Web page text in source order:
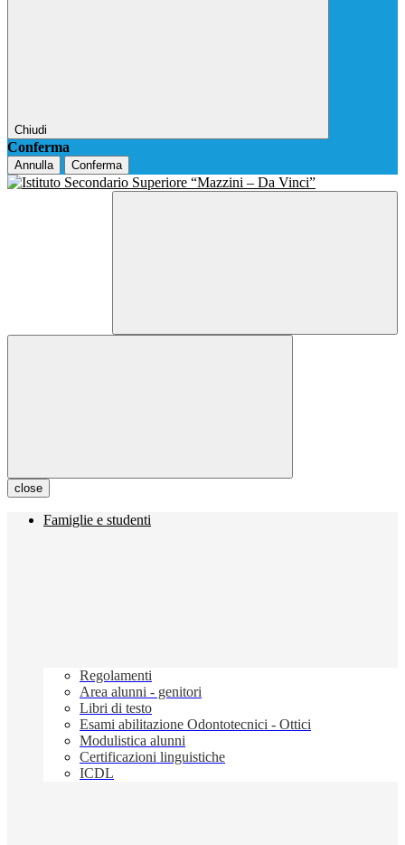
Chiudi
Conferma
Annulla Conferma
close
Famiglie e studenti
Regolamenti
Area alunni - genitori
Libri di testo
Esami abilitazione Odontotecnici - Ottici
Modulistica alunni
Certificazioni linguistiche
ICDL